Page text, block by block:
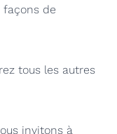
façons de
tous les autres
invitons à